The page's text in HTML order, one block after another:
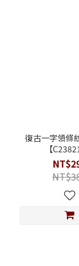
復古一字領條
【